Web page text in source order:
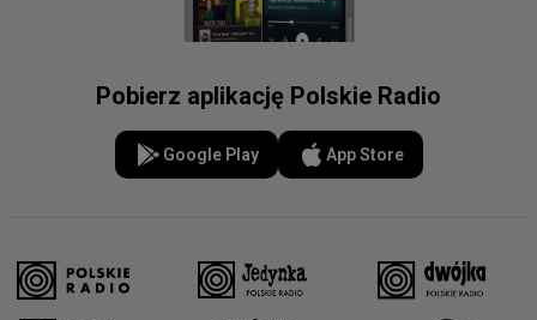
Pobierz aplikację Polskie Radio
Google Play App Store